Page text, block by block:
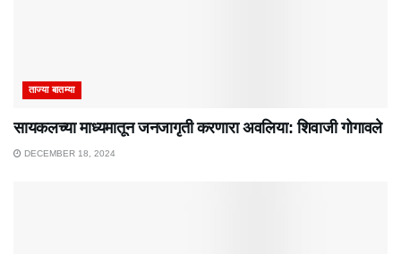
ताज्या बातम्या
सायकलच्या माध्यमातून जनजागृती करणारा अवलिया: शिवाजी गोगावले
DECEMBER 18, 2024